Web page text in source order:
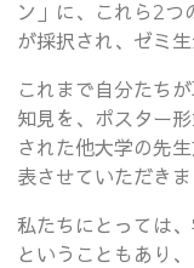
ン」に、これら2つ
が採択され、ゼミ
これまで自分たち
知見を、ポスター
された他大学の先
表させていただきま
私たちにとっては
ということもあり